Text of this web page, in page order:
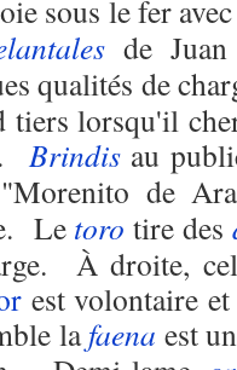
sous le fer
de Juan
qualités de
tiers lorsqu'il
Brindisau
"Morenito de
Le toro tire des
À droite,
est volontaire
lafaena est